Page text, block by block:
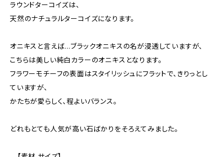
ラウンドターコイズは、
天然のナチュラルターコイズになります。
オニキスと言えば…ブラックオニキスの名が浸透していますが、
こちらは美しい純白カラーのオニキスとなります。
フラワーモチーフの表面はスタイリッシュにフラットで、きりっとし
ていますが、
かたちが愛らしく、程よいバランス。
どれもとても人気が高い石ばかりをそろえてみました。